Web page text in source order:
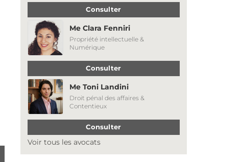
Consulter
Me Clara Fenniri
Propriété intellectuelle &
Numérique
Consulter
Me Toni Landini
Droit pénal des affaires &
Contentieux
Consulter
Voir tous les avocats